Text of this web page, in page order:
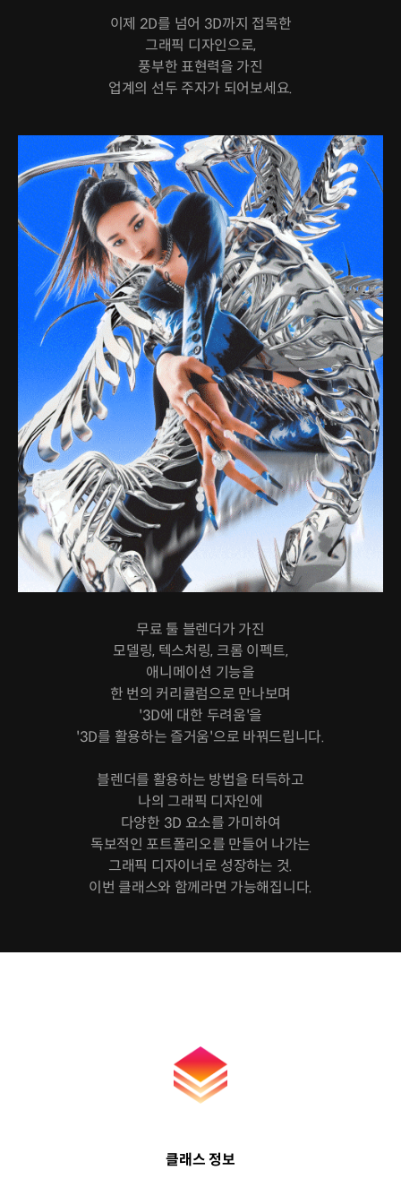
이제 2D를 넘어 3D까지 접목한
그래픽 디자인으로,
풍부한 표현력을 가진
업계의 선두 주자가 되어보세요.
무료 툴 블렌더가 가진
모델링, 텍스처링, 크롬 이펙트,
애니메이션 기능을
한 번의 커리큘럼으로 만나보며
'3D에 대한 두려움'을
'3D를 활용하는 즐거움'으로 바꿔드립니다.
블렌더를 활용하는 방법을 터득하고
나의 그래픽 디자인에
다양한 3D 요소를 가미하여
독보적인 포트폴리오를 만들어 나가는
그래픽 디자이너로 성장하는 것.
이번 클래스와 함께라면 가능해집니다.
클래스 정보